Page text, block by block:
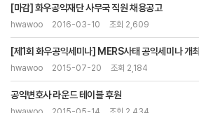
[마감] 화우공익재단 사무국 직원 채용공고
hwawoo 2016-03-10 조회 2,609
[제1회 화우공익세미나] MERS사태 공익세미나 개최
hwawoo 2015-07-20 조회 2,184
공익변호사 라운드 테이블 후원